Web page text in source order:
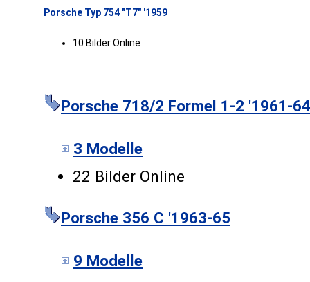
Porsche Typ 754 "T7" '1959
10 Bilder Online
Porsche 718/2 Formel 1-2 '1961-64
3 Modelle
22 Bilder Online
Porsche 356 C '1963-65
9 Modelle